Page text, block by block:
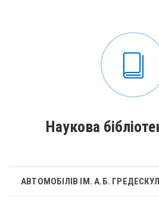
Наукова
АВТОМОБІЛІВ ІМ. А.Б.